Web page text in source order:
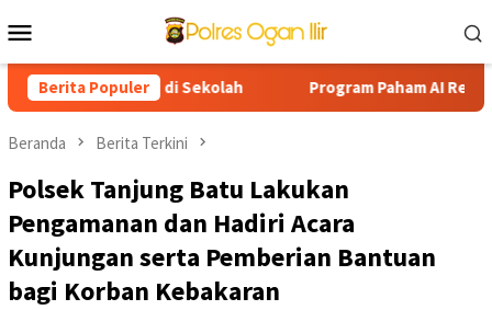
ke
Mobile
Berita Populer
Jawab di Sekolah Program Paham AI Resmi
Beranda Berita Terkini
Polsek Tanjung Batu Lakukan
Pengamanan dan Hadiri Acara
Kunjungan serta Pemberian Bantuan
bagi Korban Kebakaran